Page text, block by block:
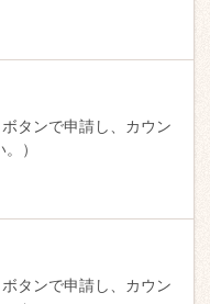
タンで申請し、カウン
）
タンで申請し、カウン